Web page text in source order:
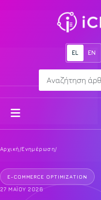
EL EN
Αναζήτηση
Άνοιγμα μενού
Αρχική /Ενημέρωση/
E-COMMERCE OPTIMIZATION
27 ΜΑΪ́ΟΥ 2026